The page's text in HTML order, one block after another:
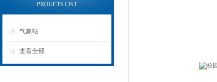
PROUCTS LIST
气象站
查看全部